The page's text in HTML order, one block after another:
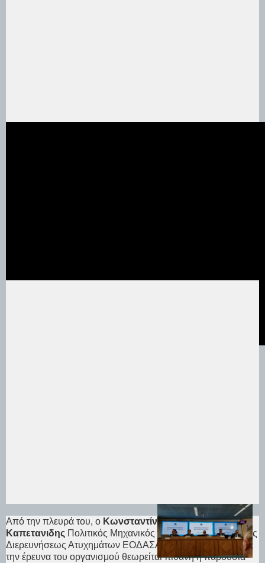
Από την πλευρά του, ο Κωνσταντίνος
Καπετανιδης Πολιτικός Μηχανικός Προϊστάμενος Μονάδας
Διερευνήσεως Ατυχημάτων ΕΟΔΑΣΑΑΜ ανέφερε ότι από
την έρευνα του οργανισμού θεωρείται πιθανή η παρουσία